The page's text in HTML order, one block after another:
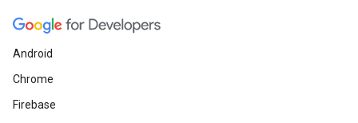
Android
Chrome
Firebase